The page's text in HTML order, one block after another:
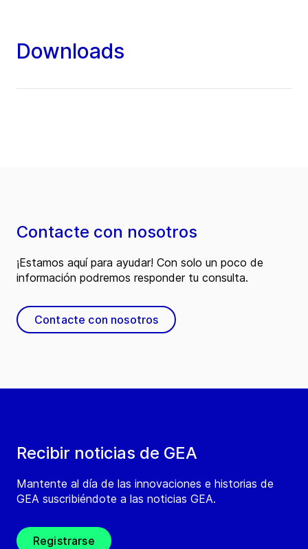
Downloads
Recibir noticias de GEA
Mantente al día de las innovaciones e historias de
GEA suscribiéndote a las noticias GEA.
Registrarse
Contacte con nosotros
¡Estamos aquí para ayudar! Con solo un poco de
información podremos responder tu consulta.
Contacte con nosotros